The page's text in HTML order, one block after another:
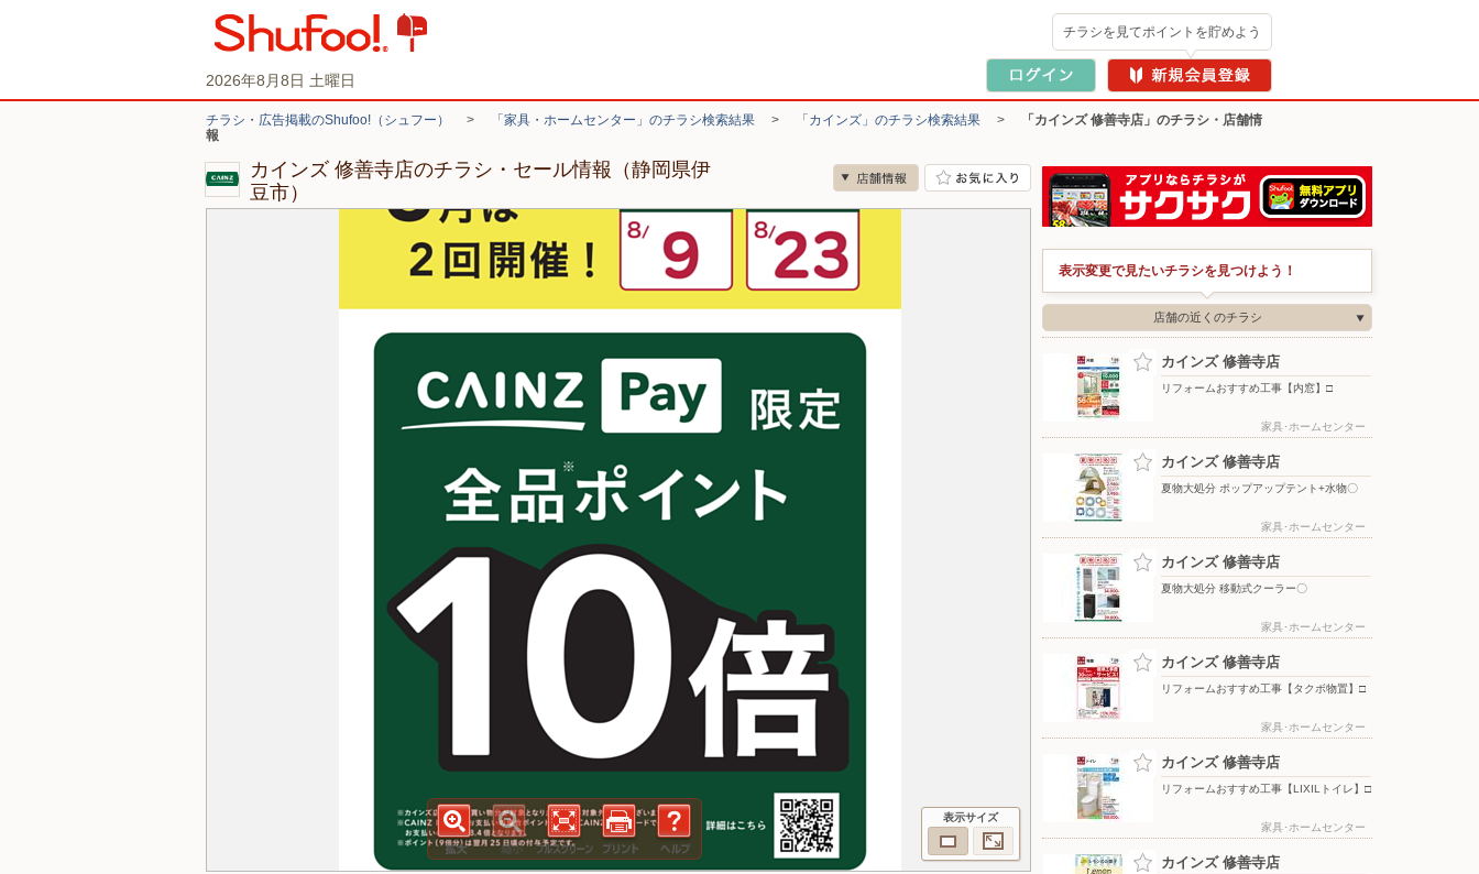
2026年8月8日 土曜日
チラシを見てポイントを貯めよう
チラシ・広告掲載のShufoo!（シュフー） > 「家具・ホームセンター」のチラシ検索結果 > 「カインズ」のチラシ検索結果 >
「カインズ 修善寺店」のチラシ・店舗情
報
カインズ 修善寺店のチラシ・セール情報（静岡県伊
豆市）
表示サイズ
表示変更で見たいチラシを見つけよう！
店舗の近くのチラシ
カインズ 修善寺店
リフォームおすすめ工事【内窓】□
家具･ホームセンター
カインズ 修善寺店
夏物大処分 ポップアップテント+水物〇
家具･ホームセンター
カインズ 修善寺店
夏物大処分 移動式クーラー〇
家具･ホームセンター
カインズ 修善寺店
リフォームおすすめ工事【タクボ物置】□
家具･ホームセンター
カインズ 修善寺店
リフォームおすすめ工事【LIXILトイレ】□
家具･ホームセンター
カインズ 修善寺店